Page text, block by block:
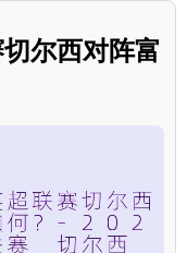
尔西对阵富